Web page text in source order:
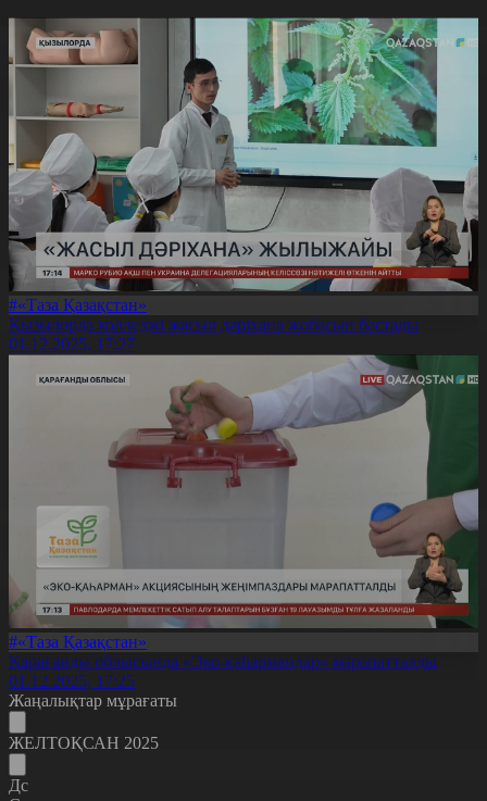
#«Таза Қазақстан»
Қызылорда колледжі жасыл дәріхана жобасын бастады
01.12.2025, 17:27
#«Таза Қазақстан»
Қарағанды облысында «Эко-қаһармандар» марапатталды
01.12.2025, 17:25
Жаңалықтар мұрағаты
ЖЕЛТОҚСАН 2025
Дс